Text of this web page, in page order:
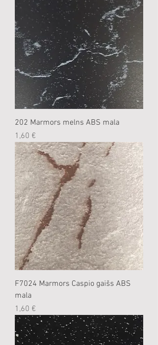
202 Marmors melns ABS mala
Cena
1,60 €
F7024 Marmors Caspio gaišs ABS
mala
Cena
1,60 €